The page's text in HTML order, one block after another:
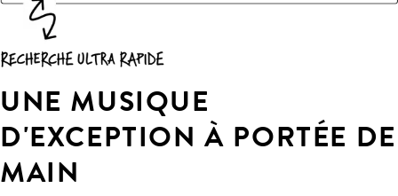
UNE MUSIQUE
D'EXCEPTION À PORTÉE DE
MAIN